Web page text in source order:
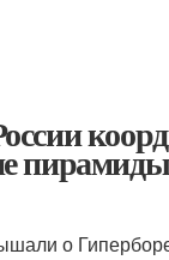
пирамиды
о